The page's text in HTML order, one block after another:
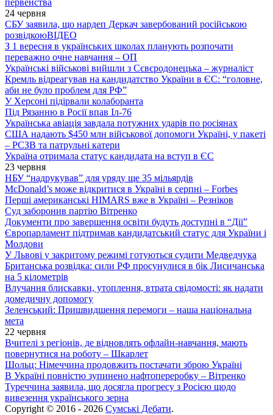
первенства
24 червня
СБУ заявила, що нардеп Деркач завербований російською
розвідкоюВІДЕО
З 1 вересня в українських школах планують розпочати
переважно очне навчання – ОП
Українські військові вийшли з Сєвєродонецька – журналіст
Кремль відреагував на кандидатство України в ЄС: “головне,
аби не було проблем для РФ”
У Херсоні підірвали колаборанта
Під Рязанню в Росії впав Іл-76
Українська авіація завдала потужних ударів по росіянах
США надають $450 млн військової допомоги Україні, у пакеті
– РСЗВ та патрульні катери
Україна отримала статус кандидата на вступ в ЄС
23 червня
НБУ “надрукував” для уряду ще 35 мільярдів
McDonald’s може відкритися в Україні в серпні – Forbes
Перші американські HIMARS вже в Україні – Резніков
Суд заборонив партію Вітренко
Документи про завершення освіти будуть доступні в “Дії”
Європарламент підтримав кандидатський статус для України і
Молдови
У Львові у закритому режимі готуються судити Медведчука
Британська розвідка: сили РФ просунулися в бік Лисичанська
на 5 кілометрів
Влучання блискавки, утоплення, втрата свідомості: як надати
домедичну допомогу
Зеленський: Пришвидшення перемоги – наша національна
мета
22 червня
Вчителі з регіонів, де відновлять офлайн-навчання, мають
повернутися на роботу – Шкарлет
Шольц: Німеччина продовжить постачати зброю Україні
В Україні повністю зупинено нафтопереробку – Вітренко
Туреччина заявила, що досягла прогресу з Росією щодо
вивезення українського зерна
Copyright © 2016 - 2026 Сумські Дебати.